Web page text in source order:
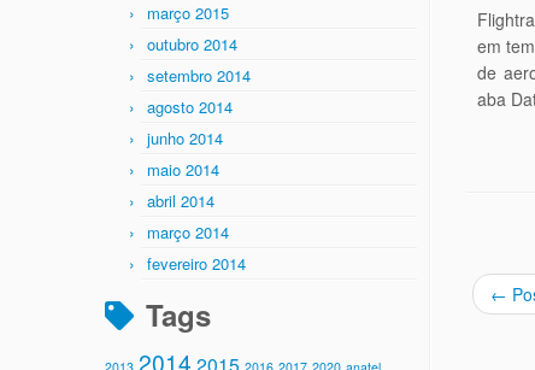
março 2015
outubro 2014
setembro 2014
agosto 2014
junho 2014
maio 2014
abril 2014
março 2014
fevereiro 2014
Tags
2014 2015
em
de
aba
←